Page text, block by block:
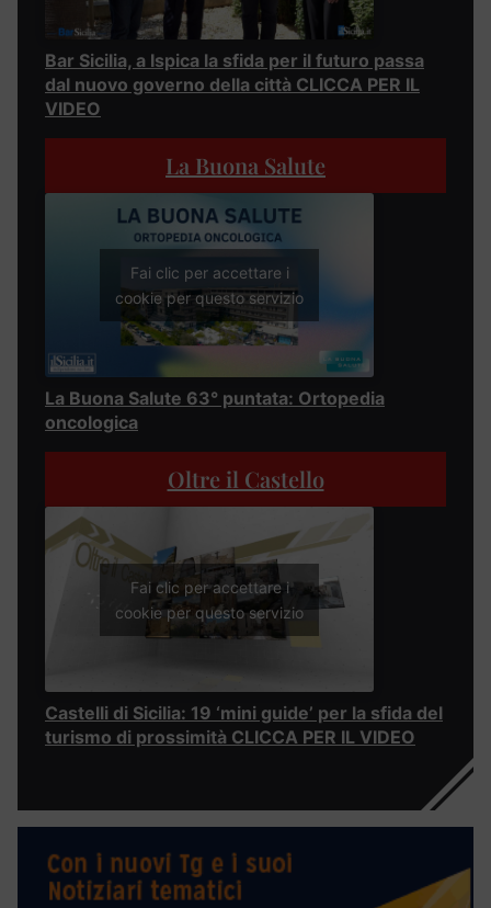
Bar Sicilia, a Ispica la sfida per il futuro passa
dal nuovo governo della città CLICCA PER IL
VIDEO
La Buona Salute
Fai clic per accettare i
cookie per questo servizio
La Buona Salute 63° puntata: Ortopedia
oncologica
Oltre il Castello
Fai clic per accettare i
cookie per questo servizio
Castelli di Sicilia: 19 ‘mini guide’ per la sfida del
turismo di prossimità CLICCA PER IL VIDEO